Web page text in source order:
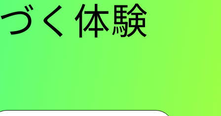
く体験